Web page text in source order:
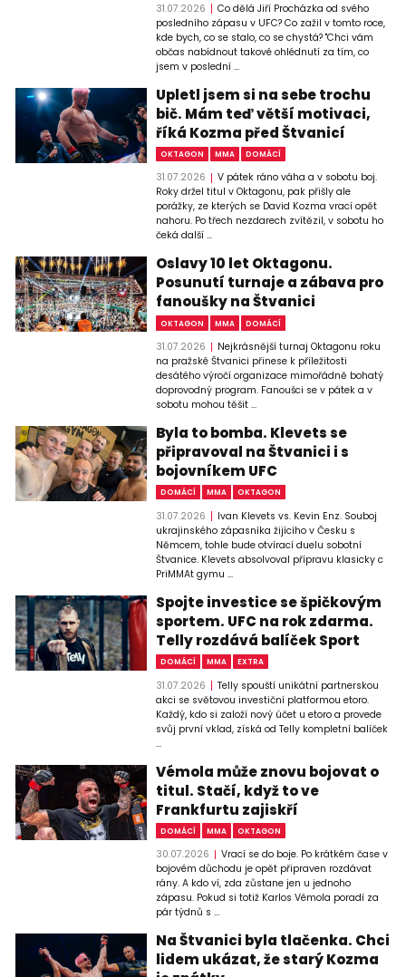
31.07.2026
Co dělá Jiří Procházka od svého
posledního zápasu v UFC? Co zažil v tomto roce,
kde bych, co se stalo, co se chystá? "Chci vám
občas nabídnout takové ohlédnutí za tím, co
jsem v poslední ...
Upletl jsem si na sebe trochu
bič. Mám teď větší motivaci,
říká Kozma před Štvanicí
OKTAGON MMA DOMÁCÍ
31.07.2026
V pátek ráno váha a v sobotu boj.
Roky držel titul v Oktagonu, pak přišly ale
porážky, ze kterých se David Kozma vrací opět
nahoru. Po třech nezdarech zvítězil, v sobotu ho
čeká další ...
Oslavy 10 let Oktagonu.
Posunutí turnaje a zábava pro
fanoušky na Štvanici
OKTAGON MMA DOMÁCÍ
31.07.2026
Nejkrásnější turnaj Oktagonu roku
na pražské Štvanici přinese k příležitosti
desátého výročí organizace mimořádně bohatý
doprovodný program. Fanoušci se v pátek a v
sobotu mohou těšit ...
Byla to bomba. Klevets se
připravoval na Štvanici i s
bojovníkem UFC
DOMÁCÍ MMA OKTAGON
31.07.2026
Ivan Klevets vs. Kevin Enz. Souboj
ukrajinského zápasníka žijícího v Česku s
Němcem, tohle bude otvírací duelu sobotní
Štvanice. Klevets absolvoval přípravu klasicky c
PriMMAt gymu ...
Spojte investice se špičkovým
sportem. UFC na rok zdarma.
Telly rozdává balíček Sport
DOMÁCÍ MMA EXTRA
31.07.2026
Telly spouští unikátní partnerskou
akci se světovou investiční platformou etoro.
Každý, kdo si založí nový účet u etoro a provede
svůj první vklad, získá od Telly kompletní balíček
...
Vémola může znovu bojovat o
titul. Stačí, když to ve
Frankfurtu zajiskří
DOMÁCÍ MMA OKTAGON
30.07.2026
Vrací se do boje. Po krátkém čase v
bojovém důchodu je opět připraven rozdávat
rány. A kdo ví, zda zůstane jen u jednoho
zápasu. Pokud si totiž Karlos Vémola poradí za
pár týdnů s ...
Na Štvanici byla tlačenka. Chci
lidem ukázat, že starý Kozma